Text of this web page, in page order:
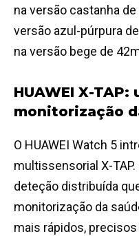
na versão castanha
versão azul-púrpura
na versão bege de
HUAWEI X-TAP:
monitorização
O HUAWEI Watch 5
multissensorial X-
deteção distribuída
monitorização da
mais rápidos,